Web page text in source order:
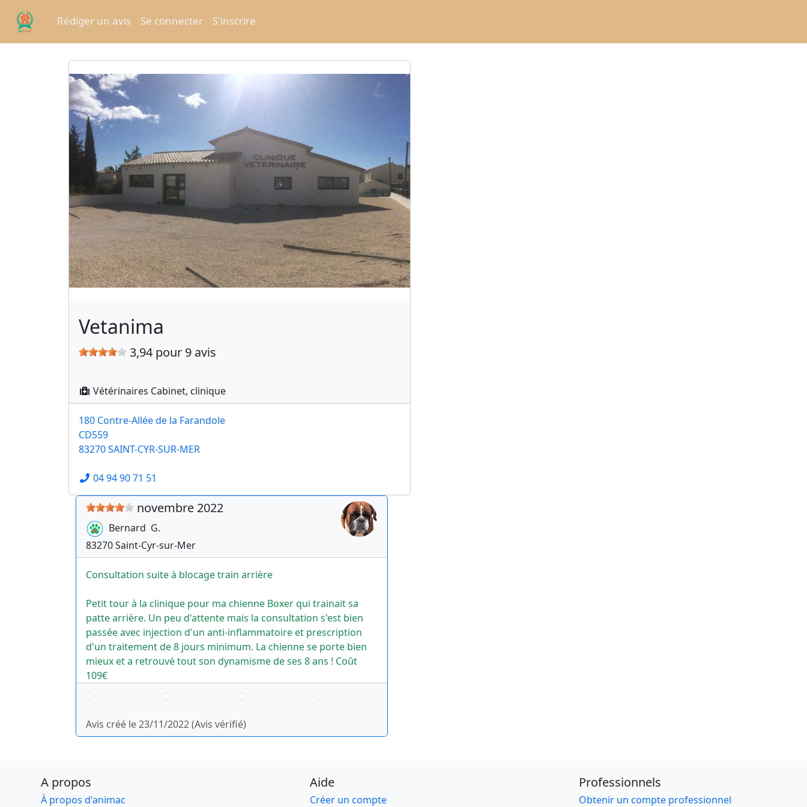
Rédiger un avis Se connecter S'inscrire
Vetanima
3,94 pour 9 avis
Vétérinaires Cabinet, clinique
180 Contre-Allée de la Farandole
CD559
83270 SAINT-CYR-SUR-MER
04 94 90 71 51
novembre 2022
Bernard G.
83270Saint-Cyr-sur-Mer
Consultation suite à blocage train arrière
Petit tour à la clinique pour ma chienne Boxer qui trainait sa
patte arrière. Un peu d'attente mais la consultation s'est bien
passée avec injection d'un anti-inflammatoire et prescription
d'un traitement de 8 jours minimum. La chienne se porte bien
mieux et a retrouvé tout son dynamisme de ses 8 ans ! Coût
109€
Avis créé le 23/11/2022 (Avis vérifié)
A propos Aide Professionnels
À propos d'animac Créer un compte Obtenir un compte professionnel